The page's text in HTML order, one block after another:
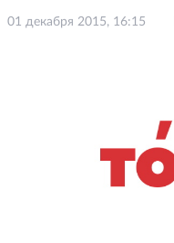
01 декабря 2015, 16:15